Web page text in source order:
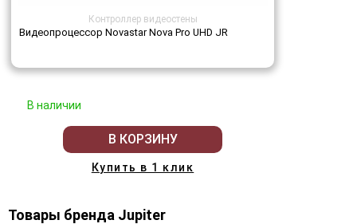
Контроллер видеостены
Видеопроцессор Novastar Nova Pro UHD JR
В наличии
В КОРЗИНУ
Купить в 1 клик
Товары бренда Jupiter